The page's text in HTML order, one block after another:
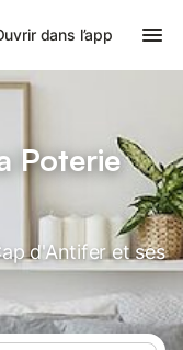
dans l’app
Poterie
d'Antifer et ses